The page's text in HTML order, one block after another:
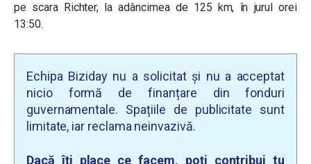
pe scara Richter, la adâncimea de 125 km, în jurul orei
13:50.
Echipa Biziday nu a solicitat și nu a acceptat
nicio formă de finanțare din fonduri
guvernamentale. Spațiile de publicitate sunt
limitate, iar reclama neinvazivă.
Dacă îți place ce facem, poți contribui tu